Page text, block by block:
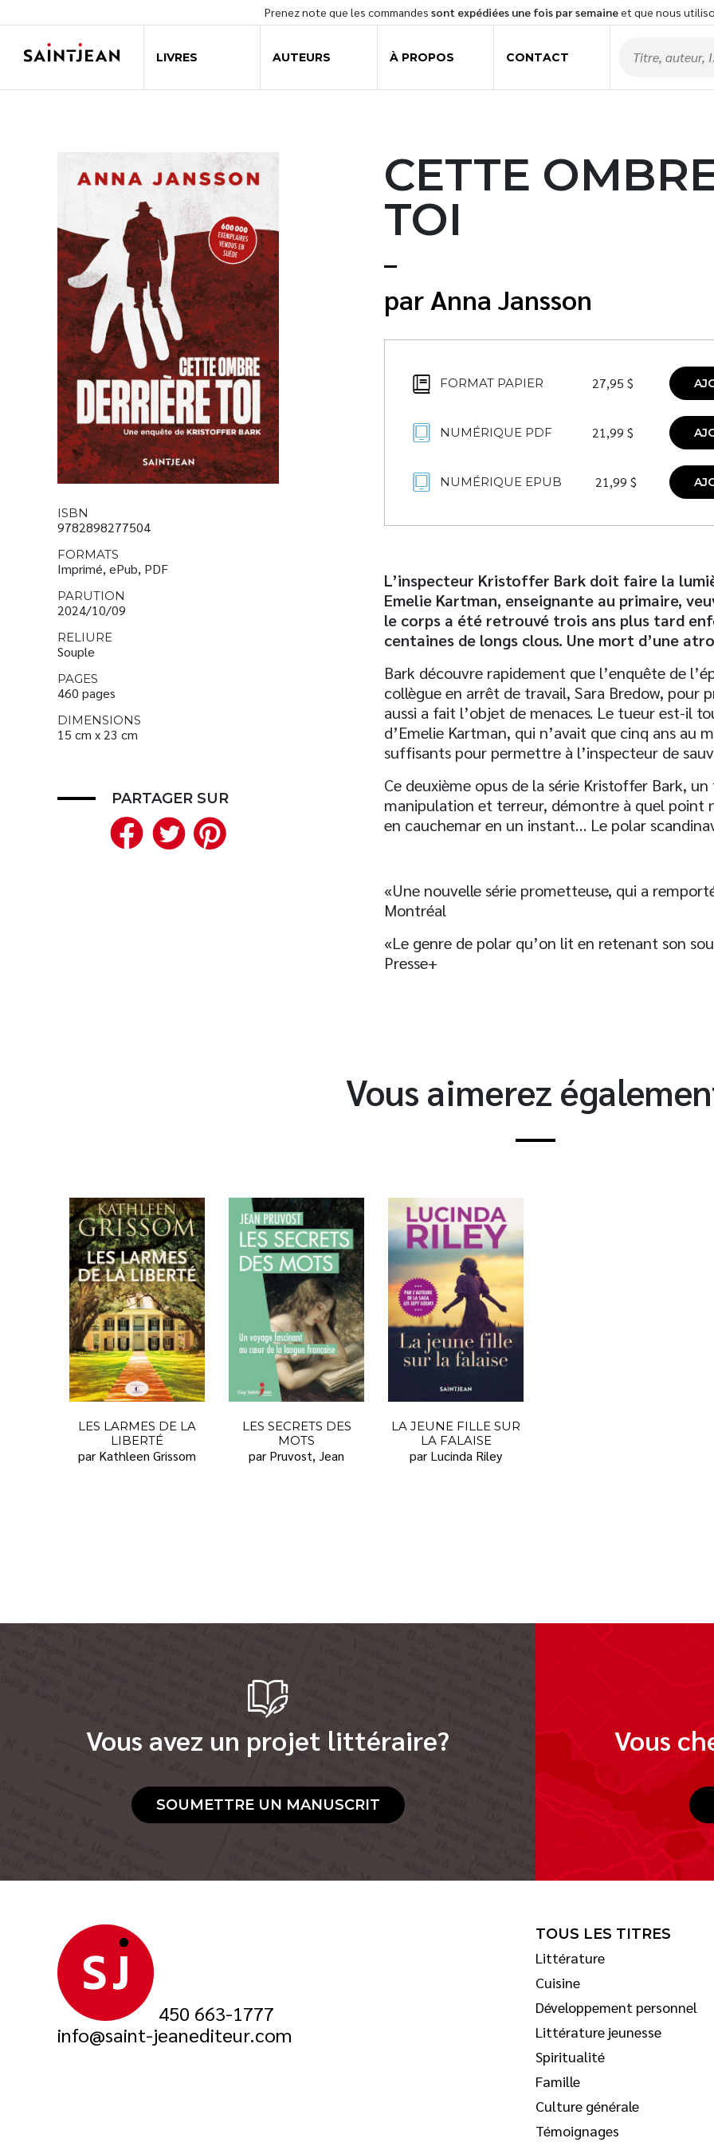
Prenez note que les commandes sont expédiées une fois par semaineet que nous
LIVRES AUTEURS À PROPOS CONTACT
CETTE
TOI
Anna Jansson
FORMAT PAPIER 27,95 $
NUMÉRIQUE PDF 21,99 $
NUMÉRIQUE EPUB 21,99 $
L’inspecteur Kristoffer Bark doit faire la
Emelie Kartman, enseignante au primaire,
le corps a été retrouvé trois ans plus tard
centaines de longs clous. Une mort d’une
Bark découvre rapidement que l’enquête de
collègue en arrêt de travail, Sara Bredow, pour
aussi a fait l’objet de menaces. Le tueur est-il
d’Emelie Kartman, qui n’avait que cinq ans au
suffisants pour permettre à l’inspecteur de
Ce deuxième opus de la série Kristoffer Bark,
manipulation et terreur, démontre à quel point
en cauchemar en un instant… Le polar
«Une nouvelle série prometteuse, qui a
Montréal
«Le genre de polar qu’on lit en retenant son
Presse+
ISBN
9782898277504
FORMATS
Imprimé, ePub, PDF
PARUTION
2024/10/09
RELIURE
Souple
PAGES
460 pages
DIMENSIONS
15 cm x 23 cm
PARTAGER SUR
Facebook
Twitter
Vous aimerez
LES LARMES DE LA
LIBERTÉ
par Kathleen Grissom
LES SECRETS DES
MOTS
par Pruvost, Jean
LA JEUNE FILLE SUR
LA FALAISE
par Lucinda Riley
Vous avez un projet littéraire?
SOUMETTRE UN MANUSCRIT
Vous
450 663-1777
info@saint-jeanediteur.com
TOUS LES TITRES
Littérature
Cuisine
Développement personnel
Littérature jeunesse
Spiritualité
Famille
Culture générale
Témoignages